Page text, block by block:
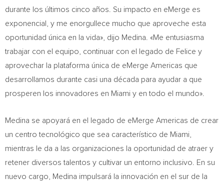
durante los últimos cinco años. Su impacto en eMerge es
exponencial, y me enorgullece mucho que aproveche esta
oportunidad única en la vida», dijo Medina. «Me entusiasma
trabajar con el equipo, continuar con el legado de Felice y
aprovechar la plataforma única de eMerge Americas que
desarrollamos durante casi una década para ayudar a que
prosperen los innovadores en Miami y en todo el mundo».
Medina se apoyará en el legado de eMerge Americas de crear
un centro tecnológico que sea característico de Miami
mientras le da a las organizaciones la oportunidad de atraer y
retener diversos talentos y cultivar un entorno inclusivo. En su
nuevo cargo, Medina impulsará la innovación en el sur de la